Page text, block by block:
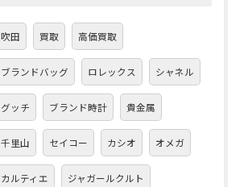
吹田 買取 高価買取
ブランドバッグ ロレックス シャネル
グッチ ブランド時計 貴金属
千里山 セイコー カシオ オメガ
カルティエ ジャガールクルト